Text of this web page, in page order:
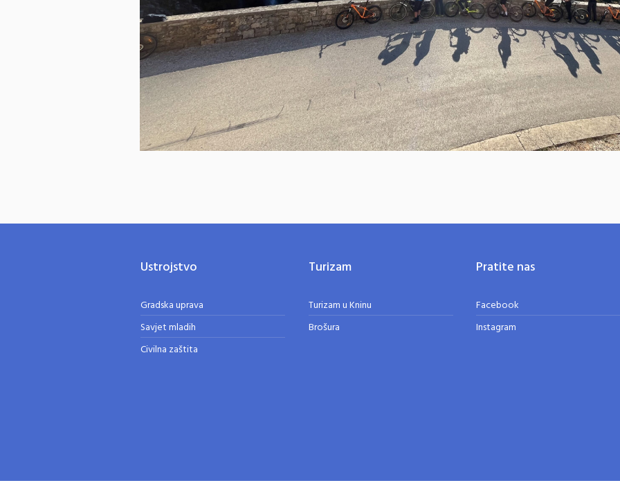
Ustrojstvo
Gradska uprava
Savjet mladih
Civilna zaštita
Turizam
Turizam u Kninu
Brošura
Pratite nas
Facebook
Instagram